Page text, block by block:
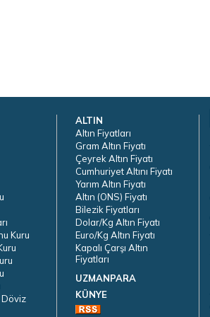
Kuru
ALTIN
Altın Fiyatları
Gram Altın Fiyatı
Çeyrek Altın Fiyatı
Cumhuriyet Altını Fiyatı
Yarım Altın Fiyatı
Altın (ONS) Fiyatı
Bilezik Fiyatları
Dolar/Kg Altın Fiyatı
Euro/Kg Altın Fiyatı
Kapalı Çarşı Altın
Fiyatları
UZMANPARA
KÜNYE